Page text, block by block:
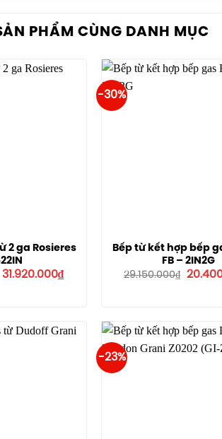
PHẨM CÙNG DANH MỤC
2 ga Rosieres
Giá
31.920.000₫Giá
hiện
-30%
Bếp từ kết hợp bếp
FB – 2IN2G
29.150.000₫
Giá
-23%